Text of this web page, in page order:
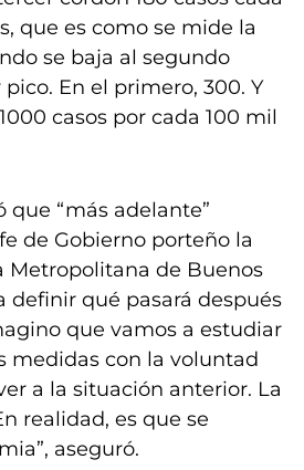
que es como se mide la
se baja al segundo
En el primero, 300. Y
casos por cada 100 mil
que “más adelante”
de Gobierno porteño la
Metropolitana de Buenos
definir qué pasará después
que vamos a estudiar
medidas con la voluntad
a la situación anterior. La
realidad, es que se
aseguró.